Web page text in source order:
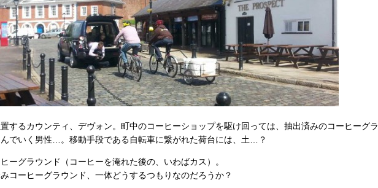
するカウンティ、デヴォン。町中のコーヒーショップを駆け回っては、抽出済みのコーヒーグラ
でいく男性…。移動手段である自転車に繋がれた荷台には、土…？
ーグラウンド（コーヒーを淹れた後の、いわばカス）。
コーヒーグラウンド、一体どうするつもりなのだろうか？